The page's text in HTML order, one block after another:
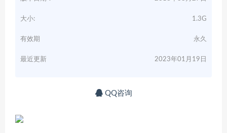
大小: 1.3G
有效期 永久
最近更新 2023年01月19日
QQ咨询